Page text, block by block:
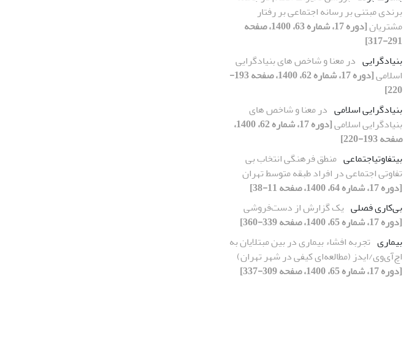
برندی مبتنی بر رسانه‌ اجتماعی بر رفتار
مشتریان
[دوره 17، شماره 63، 1400، صفحه
291-317]
بنیادگرایی در معنا و شاخص های بنیادگرایی
اسلامی
[دوره 17، شماره 62، 1400، صفحه 193-
220]
بنیادگرایی اسلامی در معنا و شاخص های
بنیادگرایی اسلامی
[دوره 17، شماره 62، 1400،
صفحه 193-220]
بی‎تفاوتی‎اجتماعی
منطق فرهنگی انتخاب بی
تفاوتی اجتماعی در افراد طبقه متوسط تهران
[دوره 17، شماره 64، 1400، صفحه 11-38]
بی‌کاری فصلی یک گزارش از دست‌فروشی
[دوره 17، شماره 65، 1400، صفحه 339-360]
بیماری تجربه افشاء بیماری در بین مبتلایان به
اچ‌آی‌وی/ایدز (مطالعه‌ای کیفی در شهر تهران)
[دوره 17، شماره 65، 1400، صفحه 309-337]